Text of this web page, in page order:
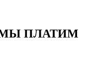
ПЛАТИМ